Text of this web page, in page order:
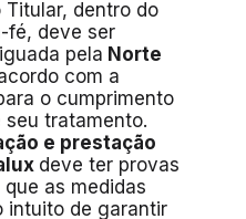
Titular, dentro do
fé, deve ser
pela Norte
com a
o cumprimento
seu tratamento.
e prestação
deve ter provas
as medidas
intuito de garantir